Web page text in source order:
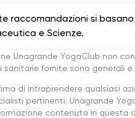
raccomandazioni si
e Scienze.
Unagrande YogaClub non
sanitarie fornite sono generali
di intraprendere qualsiasi
pertinenti. Unagrande
contenuta in questa